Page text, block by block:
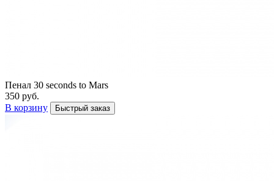
Пенал 30 seconds to Mars
350 руб.
В корзину
Быстрый заказ